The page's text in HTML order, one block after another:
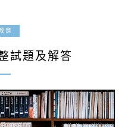
育
試題及解答